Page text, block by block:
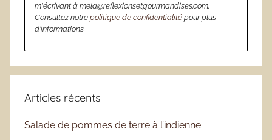
m'écrivant à mela@reflexionsetgourmandises.com.
Consultez notre politique de confidentialité pour plus
d’informations.
Articles récents
Salade de pommes de terre à l’indienne